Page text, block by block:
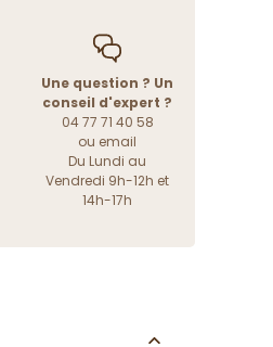
Une question ? Un
conseil d'expert ?
04 77 71 40 58
ou email
Du Lundi au
Vendredi 9h-12h et
14h-17h